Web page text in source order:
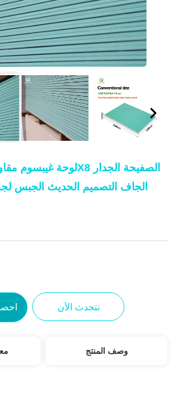
الجاف التصميم الحديث الجبس
نتحدث الآن
وصف المنتج